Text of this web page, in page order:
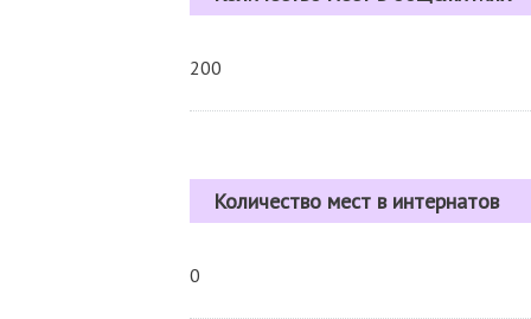
200
Количество мест в интернатов
0